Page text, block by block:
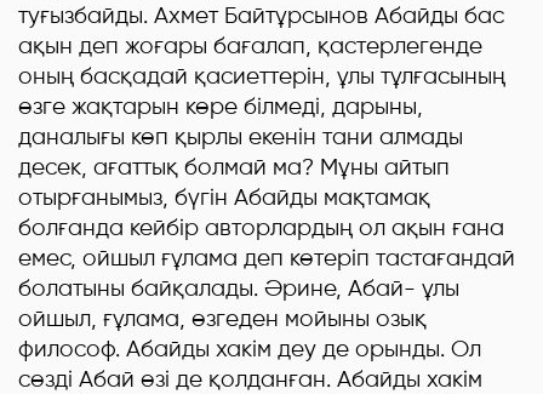
туғызбайды. Ахмет Байтұрсынов Абайды бас
ақын деп жоғары бағалап, қастерлегенде
оның басқадай қасиеттерін, ұлы тұлғасының
өзге жақтарын көре білмеді, дарыны,
даналығы көп қырлы екенін тани алмады
десек, ағаттық болмай ма? Мұны айтып
отырғанымыз, бүгін Абайды мақтамақ
болғанда кейбір авторлардың ол ақын ғана
емес, ойшыл ғұлама деп көтеріп тастағандай
болатыны байқалады. Әрине, Абай- ұлы
ойшыл, ғұлама, өзгеден мойыны озық
философ. Абайды хакім деу де орынды. Ол
сөзді Абай өзі де қолданған. Абайды хакім